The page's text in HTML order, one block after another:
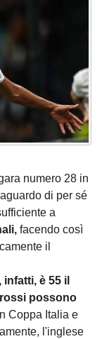
numero 28 in
di per sé
a
facendo così
il
è 55 il
possono
Coppa Italia e
l'inglese